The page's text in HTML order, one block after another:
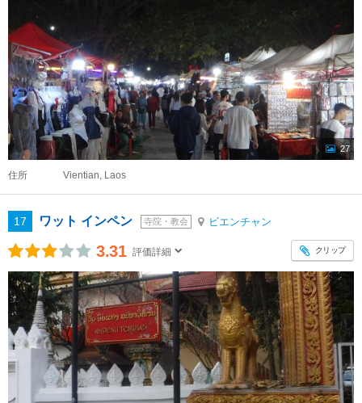
27
住所 Vientian, Laos
17 ワット インペン 寺院・教会 ビエンチャン
3.31 評価詳細 クリップ